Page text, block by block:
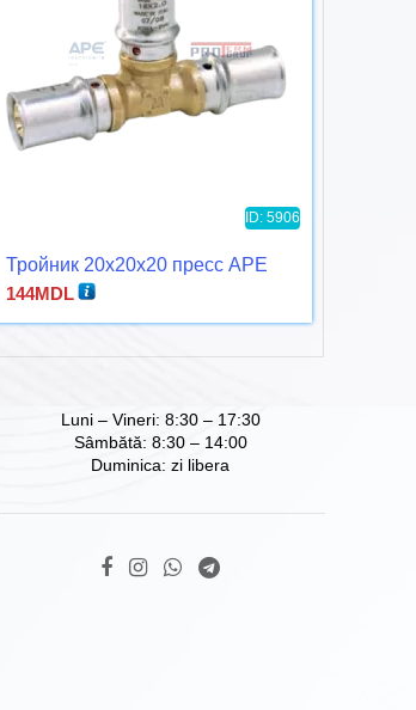
ID: 5906
Тройник 20x20x20 пресс APE
144MDL
Luni – Vineri: 8:30 – 17:30
Sâmbătă: 8:30 – 14:00
Duminica: zi libera